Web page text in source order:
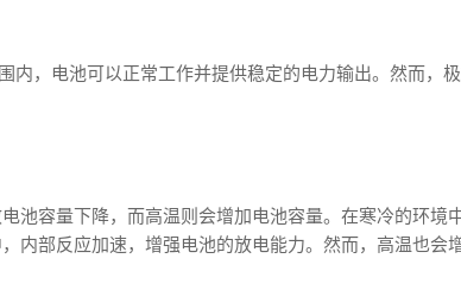
，电池可以正常工作并提供稳定的电力输出。然而，
池容量下降，而高温则会增加电池容量。在寒冷的环境
内部反应加速，增强电池的放电能力。然而，高温也会